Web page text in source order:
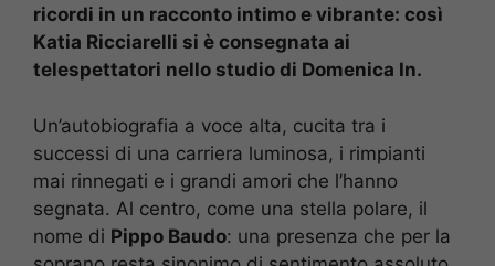
ricordi in un racconto intimo e vibrante: così
Katia Ricciarelli si è consegnata ai
telespettatori nello studio di Domenica In.
Un’autobiografia a voce alta, cucita tra i
successi di una carriera luminosa, i rimpianti
mai rinnegati e i grandi amori che l’hanno
segnata. Al centro, come una stella polare, il
nome di Pippo Baudo: una presenza che per la